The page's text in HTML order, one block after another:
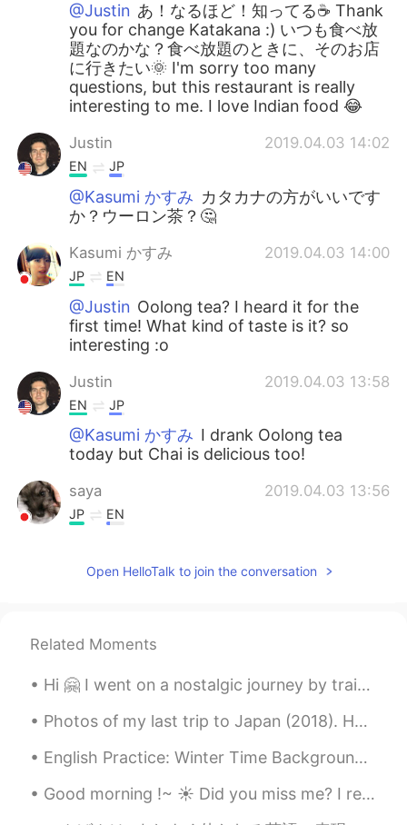
@Justin あ！なるほど！知ってる☕ Thank
you for change Katakana :) いつも食べ放
題なのかな？食べ放題のときに、そのお店
に行きたい🌞 I'm sorry too many
questions, but this restaurant is really
interesting to me. I love Indian food 😂
Justin 2019.04.03 14:02
EN JP
@Kasumi かすみ カタカナの方がいいです
か？ウーロン茶？🤔
Kasumi かすみ 2019.04.03 14:00
JP EN
@Justin Oolong tea? I heard it for the
first time! What kind of taste is it? so
interesting :o
Justin 2019.04.03 13:58
EN JP
@Kasumi かすみ I drank Oolong tea
today but Chai is delicious too!
saya 2019.04.03 13:56
JP EN
よ〜笑笑
I like Indian food and Chai tea. I'm
definitely going to go there this month 😝
Thank you for your information!
Justin 2019.04.03 13:41
EN JP
@ad @saya
食べ放題だったら、今度こそ
一日中食べてみたいです！1日にナンを何枚
食べられるかな〜😂
Open HelloTalk to join the conversation
Related Moments
Hi 🤗 I went on a nostalgic journey by train😊🚂 Winter is the best season to enjoy it ❄️😍❄️ This o...
Photos of my last trip to Japan (2018). Had lots of fun and miss hanging out with my friends in J...
English Practice: Winter Time Background: Last week, Chicago had a lot of snow and then it g...
Good morning !~ ☀️ Did you miss me? I really missed coming here and chatting/ helping you all ~...